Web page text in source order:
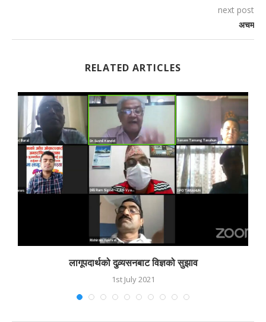
next post
अचम
RELATED ARTICLES
लागूपदार्थको दुव्र्यसनबाट विज्ञको सुझाव
1st July 2021